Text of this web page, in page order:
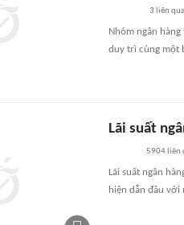
3 liên
Nhóm ngân
duy trì cùng một
Lãi suất
5904liên
Lãi suất ngân
hiện dẫn đầu với